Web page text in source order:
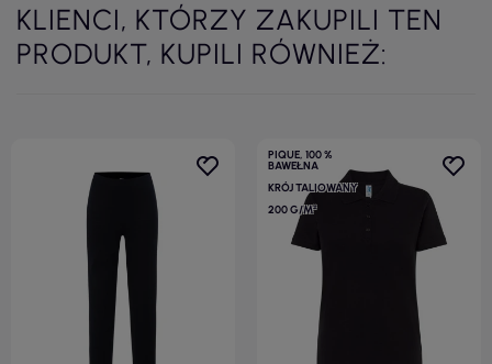
KLIENCI, KTÓRZY ZAKUPILI TEN
PRODUKT, KUPILI RÓWNIEŻ:
PIQUE, 100 %
BAWEŁNA
KRÓJ TALIOWANY
200 G/M²